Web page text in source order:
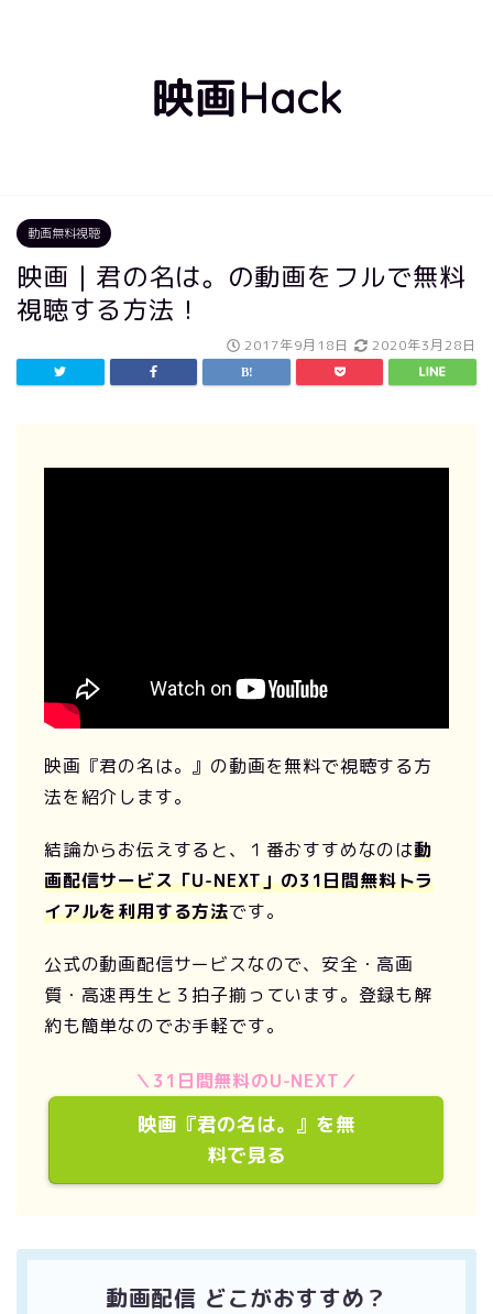
映画Hack
動画無料視聴
映画｜君の名は。の動画をフルで無料
視聴する方法！
2017年9月18日 2020年3月28日
映画『君の名は。』の動画を無料で視聴する方
法を紹介します。
結論からお伝えすると、１番おすすめなのは動
画配信サービス「U-NEXT」の31日間無料トラ
イアルを利用する方法です。
公式の動画配信サービスなので、安全・高画
質・高速再生と３拍子揃っています。登録も解
約も簡単なのでお手軽です。
＼31日間無料のU-NEXT／
映画『君の名は。』を無
料で見る
動画配信 どこがおすすめ？